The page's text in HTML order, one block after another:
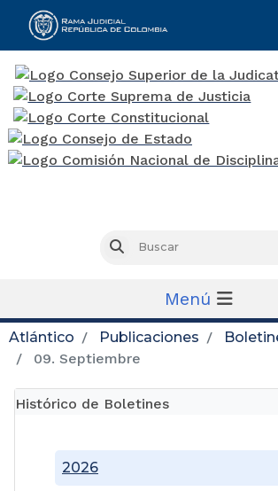
Buscar
Menú
Atlántico Publicaciones
09. Septiembre
Histórico de Boletines
2026